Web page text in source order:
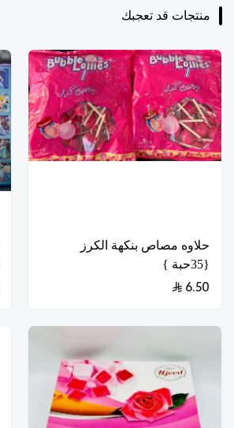
منتجات قد تعجبك
حلاوه مصاص بنكهة الكرز
{35حبة }
6.50